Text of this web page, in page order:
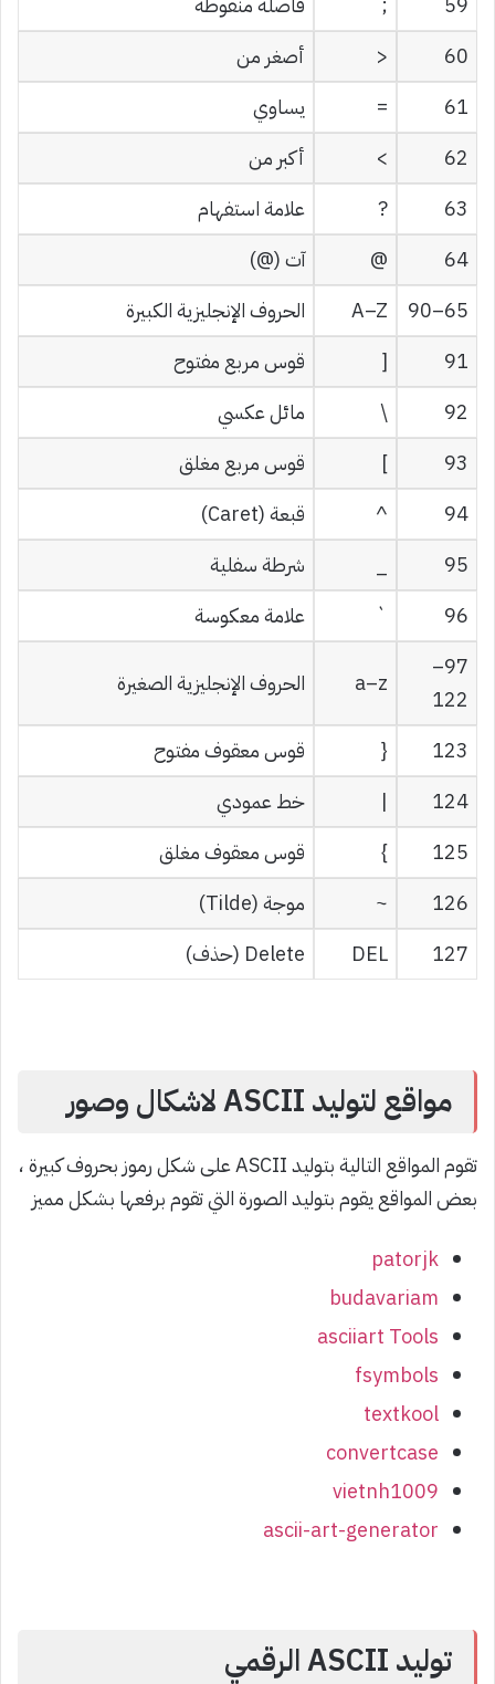
60
<
أصغر من
61
=
يساوي
62
>
أكبر من
63
?
علامة استفهام
64
@
آت (@)
65–90
A–Z
الحروف الإنجليزية الكبيرة
91
[
قوس مربع مفتوح
92
\
مائل عكسي
93
]
قوس مربع مغلق
94
^
قبعة (Caret)
95
شرطة سفلية
96
`
علامة معكوسة
97–
122
a–z الحروف الإنجليزية الصغيرة
123
{
قوس معقوف مفتوح
124
|
خط عمودي
125
}
قوس معقوف مغلق
126
~
موجة (Tilde)
127
DEL Delete (حذف)
مواقع لتوليد ASCII لاشكال وصور
تقوم المواقع التالية بتوليد ASCII على شكل رموز بحروف كبيرة ،
بعض المواقع يقوم بتوليد الصورة التي تقوم برفعها بشكل مميز
patorjk
budavariam
asciiart Tools
fsymbols
textkool
convertcase
vietnh1009
ascii-art-generator
توليد ASCII الرقمي